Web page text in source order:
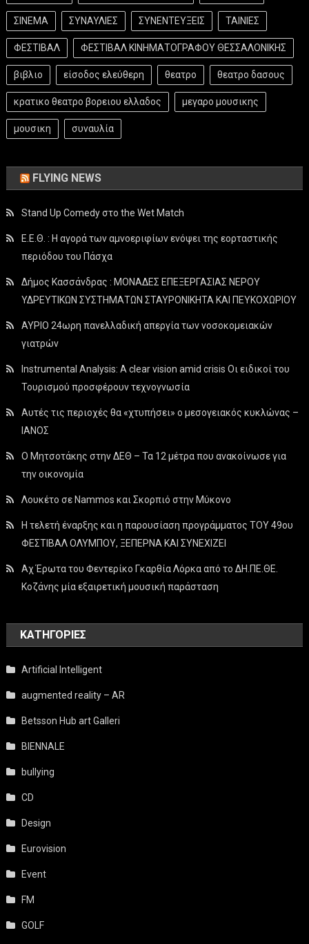
ΣΙΝΕΜΑ ΣΥΝΑΥΛΙΕΣ ΣΥΝΕΝΤΕΥΞΕΙΣ ΤΑΙΝΙΕΣ
ΦΕΣΤΙΒΑΛ ΦΕΣΤΙΒΑΛ ΚΙΝΗΜΑΤΟΓΡΑΦΟΥ ΘΕΣΣΑΛΟΝΙΚΗΣ
βιβλιο είσοδος ελεύθερη θεατρο θεατρο δασους
κρατικο θεατρο βορειου ελλαδος μεγαρο μουσικης
μουσικη συναυλία
FLYING NEWS
Stand Up Comedy στο the Wet Match
Ε.Ε.Θ. : Η αγορά των αμνοεριφίων ενόψει της εορταστικής
περιόδου του Πάσχα
Δήμος Κασσάνδρας : ΜΟΝΑΔΕΣ ΕΠΕΞΕΡΓΑΣΙΑΣ ΝΕΡΟΥ
ΥΔΡΕΥΤΙΚΩΝ ΣΥΣΤΗΜΑΤΩΝ ΣΤΑΥΡΟΝΙΚΗΤΑ ΚΑΙ ΠΕΥΚΟΧΩΡΙΟΥ
ΑΥΡΙΟ 24ωρη πανελλαδική απεργία των νοσοκομειακών
γιατρών
Instrumental Analysis: A clear vision amid crisis Οι ειδικοί του
Τουρισμού προσφέρουν τεχνογνωσία
Αυτές τις περιοχές θα «χτυπήσει» ο μεσογειακός κυκλώνας –
ΙΑΝΟΣ
Ο Μητσοτάκης στην ΔΕΘ – Τα 12 μέτρα που ανακοίνωσε για
την οικονομία
Λουκέτο σε Nammos και Σκορπιό στην Μύκονο
Η τελετή έναρξης και η παρουσίαση προγράμματος ΤΟΥ 49ου
ΦΕΣΤΙΒΑΛ ΟΛΥΜΠΟΥ, ΞΕΠΕΡΝΑ ΚΑΙ ΣΥΝΕΧΙΖΕΙ
Αχ Έρωτα του Φεντερίκο Γκαρθία Λόρκα από το ΔΗ.ΠΕ.ΘΕ.
Κοζάνης μία εξαιρετική μουσική παράσταση
KΑΤΗΓΟΡΊΕΣ
Artificial Intelligent
augmented reality – AR
Betsson Hub art Galleri
BIENNALE
bullying
CD
Design
Eurovision
Event
FM
GOLF